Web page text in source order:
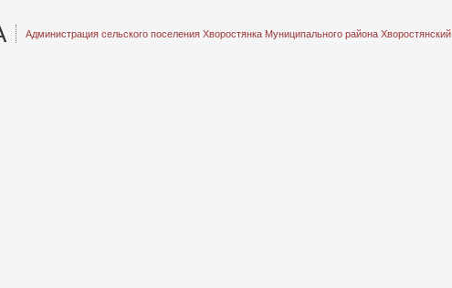
Администрация сельского поселения Хворостянка Муниципального района Хворостянский